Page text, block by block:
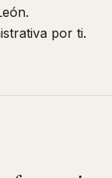
.
por ti.